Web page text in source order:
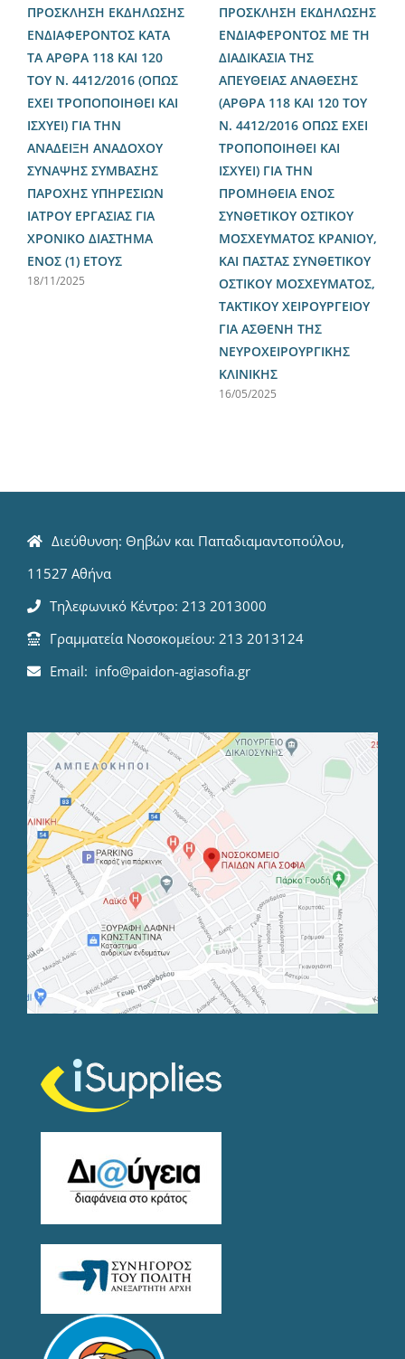
ΠΡΟΣΚΛΗΣΗ ΕΚΔΗΛΩΣΗΣ
ΕΝΔΙΑΦΕΡΟΝΤΟΣ ΚΑΤΑ
ΤΑ ΑΡΘΡΑ 118 ΚΑΙ 120
ΤΟΥ Ν. 4412/2016 (ΟΠΩΣ
ΕΧΕΙ ΤΡΟΠΟΠΟΙΗΘΕΙ ΚΑΙ
ΙΣΧΥΕΙ) ΓΙΑ ΤΗΝ
ΑΝΑΔΕΙΞΗ ΑΝΑΔΟΧΟΥ
ΣΥΝΑΨΗΣ ΣΥΜΒΑΣΗΣ
ΠΑΡΟΧΗΣ ΥΠΗΡΕΣΙΩΝ
ΙΑΤΡΟΥ ΕΡΓΑΣΙΑΣ ΓΙΑ
ΧΡΟΝΙΚΟ ΔΙΑΣΤΗΜΑ
ΕΝΟΣ (1) ΕΤΟΥΣ
18/11/2025
ΠΡΟΣΚΛΗΣΗ ΕΚΔΗΛΩΣΗΣ
ΕΝΔΙΑΦΕΡΟΝΤΟΣ ΜΕ ΤΗ
ΔΙΑΔΙΚΑΣΙΑ ΤΗΣ
ΑΠΕΥΘΕΙΑΣ ΑΝΑΘΕΣΗΣ
(ΑΡΘΡΑ 118 ΚΑΙ 120 ΤΟΥ
Ν. 4412/2016 ΟΠΩΣ ΕΧΕΙ
ΤΡΟΠΟΠΟΙΗΘΕΙ ΚΑΙ
ΙΣΧΥΕΙ) ΓΙΑ ΤΗΝ
ΠΡΟΜΗΘΕΙΑ ΕΝΟΣ
ΣΥΝΘΕΤΙΚΟΥ ΟΣΤΙΚΟΥ
ΜΟΣΧΕΥΜΑΤΟΣ ΚΡΑΝΙΟΥ,
ΚΑΙ ΠΑΣΤΑΣ ΣΥΝΘΕΤΙΚΟΥ
ΟΣΤΙΚΟΥ ΜΟΣΧΕΥΜΑΤΟΣ,
ΤΑΚΤΙΚΟΥ ΧΕΙΡΟΥΡΓΕΙΟΥ
ΓΙΑ ΑΣΘΕΝΗ ΤΗΣ
ΝΕΥΡΟΧΕΙΡΟΥΡΓΙΚΗΣ
ΚΛΙΝΙΚΗΣ
16/05/2025
Διεύθυνση: Θηβών και Παπαδιαμαντοπούλου,
11527 Αθήνα
Τηλεφωνικό Κέντρο: 213 2013000
Γραμματεία Νοσοκομείου: 213 2013124
Email: info@paidon-agiasofia.gr